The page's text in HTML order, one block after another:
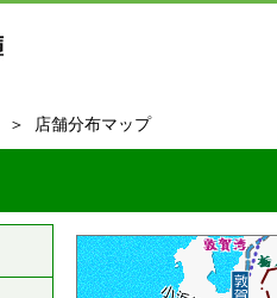
＞ 店舗分布マップ